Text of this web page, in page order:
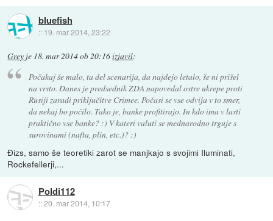
bluefish
:: 19. mar 2014, 23:22
Grey je 18. mar 2014 ob 20:16izjavil:
Počakaj še malo, ta del scenarija, da najdejo letalo, še ni prišel
na vrsto. Danes je predsednik ZDA napovedal ostre ukrepe proti
Rusiji zaradi priključitve Crimee. Počasi se vse odvija v to smer,
da nekaj bo počilo. Tako je, banke profitirajo. In kdo ima v lasti
praktično vse banke? :) V kateri valuti se mednarodno trguje s
surovinami (nafta, plin, etc.)? :)
Đizs, samo še teoretiki zarot se manjkajo s svojimi Iluminati,
Rockefellerji,...
Poldi112
::20. mar 2014, 10:17